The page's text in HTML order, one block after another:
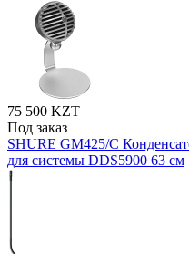
75 500 KZT
Под заказ
SHURE GM425/C
для системы DDS5900 63 см